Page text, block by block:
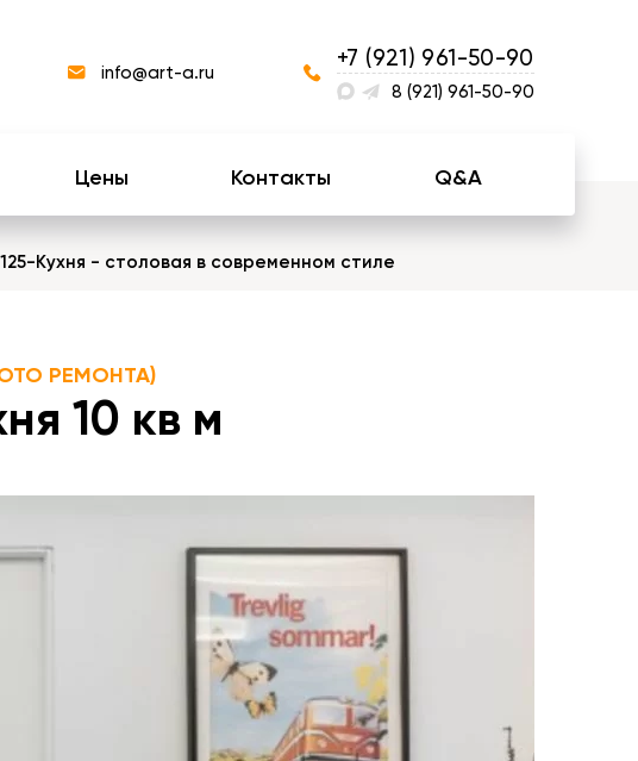
info@art-a.ru
+7 (921) 961-50-90
8 (921) 961-50-90
Цены Контакты Q&A
125-Кухня - столовая в cовременном стиле
РЕМОНТА)
10 кв м